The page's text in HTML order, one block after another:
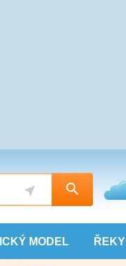
MODEL ŘEKY